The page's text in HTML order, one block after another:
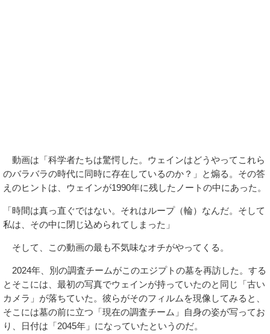
動画は「科学者たちは驚愕した。ウェインはどうやってこれら
のバラバラの時代に同時に存在しているのか？」と煽る。その答
えのヒントは、ウェインが1990年に残したノートの中にあった。
「時間は真っ直ぐではない。それはループ（輪）なんだ。そして
私は、その中に閉じ込められてしまった」
そして、この動画の最も不気味なオチがやってくる。
2024年、別の調査チームがこのエジプトの墓を再訪した。する
とそこには、最初の写真でウェインが持っていたのと同じ「古い
カメラ」が落ちていた。彼らがそのフィルムを現像してみると、
そこには墓の前に立つ「現在の調査チーム」自身の姿が写ってお
り、日付は「2045年」になっていたというのだ。